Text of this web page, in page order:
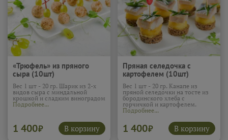
«Трюфель» из пряного
сыра (10шт)
Вес 1 шт - 20 гр. Шарик из 2-х
видов сыра с миндальной
крошкой и сладким виноградом
Подробнее...
1 400₽ В корзину
Пряная селедочка с
картофелем (10шт)
Вес 1 шт - 20 гр. Канапе из
пряной селедочки на тосте из
бородинского хлеба с
горчичкой и картофелем.
Подробнее...
1 400₽ В корзину